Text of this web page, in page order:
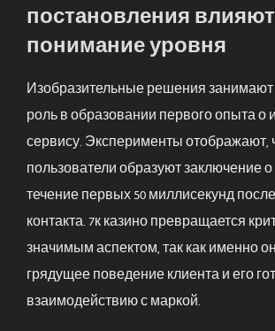
постановления
понимание уровня
Изобразительные решения
роль в образовании первого опыта о
сервису. Эксперименты отображают,
пользователи образуют заключение
течение первых 50 миллисекунд
контакта. 7к казино превращается
значимым аспектом, так как именно
грядущее поведение клиента и его
взаимодействию с маркой.